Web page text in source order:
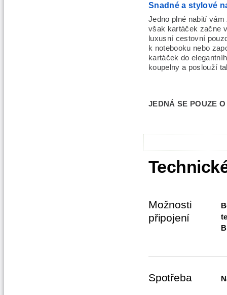
Snadné a stylové
Jedno plné nabití
však kartáček začne
luxusní cestovní
k notebooku nebo
kartáček do
koupelny a poslouží
JEDNÁ SE POUZE
Možnosti
připojení
Spotřeba